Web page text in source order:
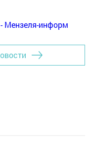
Мензеля-информ